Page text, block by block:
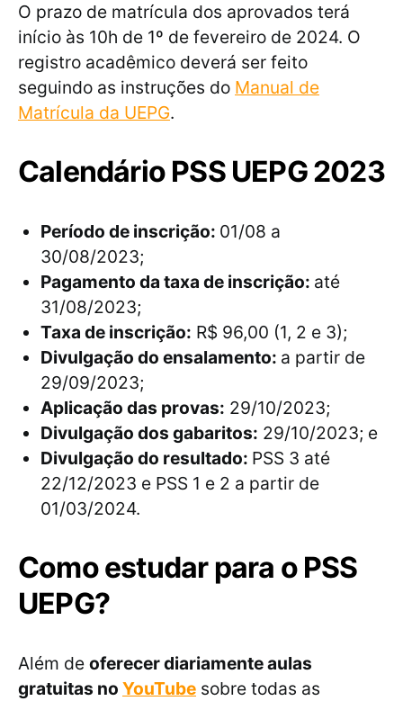
O prazo de matrícula dos aprovados terá
início às 10h de 1º de fevereiro de 2024. O
registro acadêmico deverá ser feito
seguindo as instruções do Manual de
Matrícula da UEPG.
Calendário PSS UEPG 2023
Período de inscrição: 01/08 a
30/08/2023;
Pagamento da taxa de inscrição: até
31/08/2023;
Taxa de inscrição: R$ 96,00 (1, 2 e 3);
Divulgação do ensalamento: a partir de
29/09/2023;
Aplicação das provas: 29/10/2023;
Divulgação dos gabaritos: 29/10/2023; e
Divulgação do resultado: PSS 3 até
22/12/2023 e PSS 1 e 2 a partir de
01/03/2024.
Como estudar para o PSS
UEPG?
Além de oferecer diariamente aulas
gratuitas no YouTube sobre todas as